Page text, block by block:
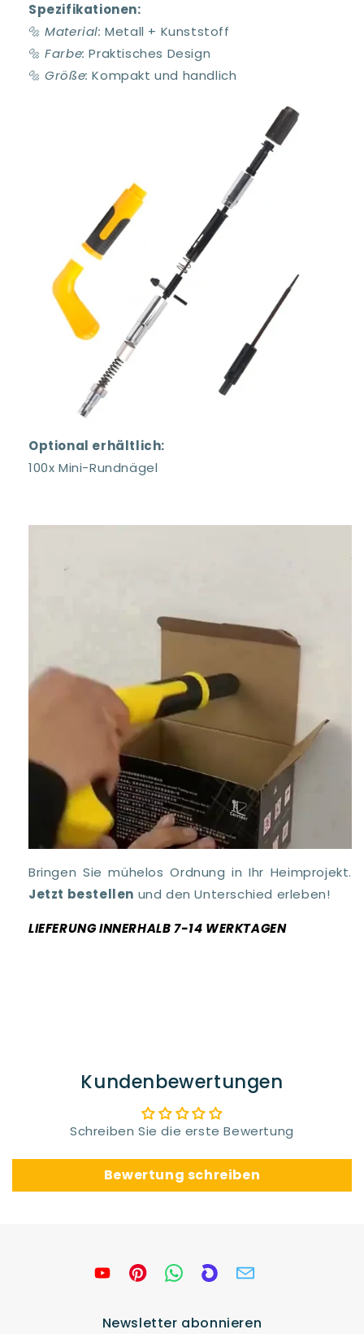
Spezifikationen:
🔩Material: Metall + Kunststoff
🔩Farbe: Praktisches Design
🔩Größe: Kompakt und handlich
Optional erhältlich:
100x Mini-Rundnägel
Bringen Sie mühelos Ordnung in Ihr Heimprojekt.
Jetzt bestellen und den Unterschied erleben!
LIEFERUNG INNERHALB 7-14 WERKTAGEN
Kundenbewertungen
Schreiben Sie die erste Bewertung
Bewertung schreiben
Newsletter abonnieren